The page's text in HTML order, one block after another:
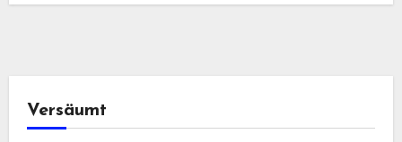
Versäumt